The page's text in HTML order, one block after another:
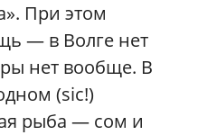
При этом
— в Волге нет
нет вообще. В
(sic!)
рыба — сом и